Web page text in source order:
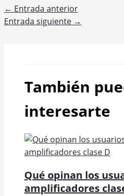
← Entrada anterior
Entrada siguiente →
También
interesarte
Qué opinan los
amplificadores